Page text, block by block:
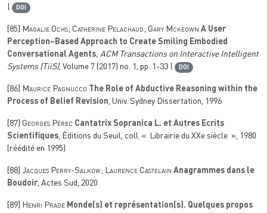
DOI
[85] Magalie Ochs; Catherine Pelachaud; Gary Mckeown A User
Perception–Based Approach to Create Smiling Embodied
Conversational Agents, ACM Transactions on Interactive Intelligent
Systems (TiiS), Volume 7 (2017) no. 1, pp. 1-33 | DOI
[86] Maurice Pagnucco The Role of Abductive Reasoning within the
Process of Belief Revision, Univ. Sydney Dissertation, 1996
[87] Georges Pérec Cantatrix Sopranica L. et Autres Ecrits
Scientifiques, Éditions du Seuil, coll. « Librairie du XXe siècle », 1980
(réédité en 1995)
[88] Jacques Perry-Salkow; Laurence Castelain Anagrammes dans le
Boudoir, Actes Sud, 2020
[89] Henri Prade Monde(s) et représentation(s). Quelques propos